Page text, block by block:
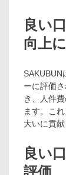
良い
向上
ーに評価
き、人件
ます。こ
大いに貢
良い